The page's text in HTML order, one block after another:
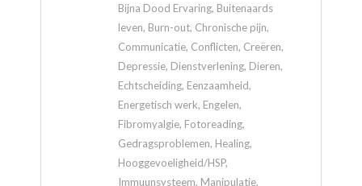
Bijna Dood Ervaring, Buitenaards
leven, Burn-out, Chronische pijn,
Communicatie, Conflicten, Creëren,
Depressie, Dienstverlening, Dieren,
Echtscheiding, Eenzaamheid,
Energetisch werk, Engelen,
Fibromyalgie, Fotoreading,
Gedragsproblemen, Healing,
Hooggevoeligheid/HSP,
Immuunsysteem, Manipulatie,